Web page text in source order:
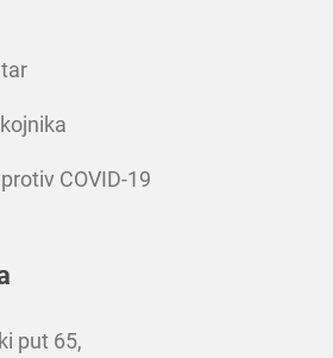
COVID-19
put 65,